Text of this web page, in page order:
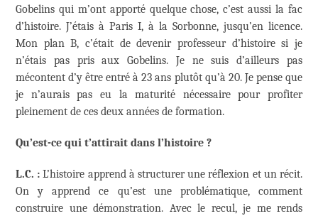
Gobelins qui m’ont apporté quelque chose, c’est aussi la fac
d’histoire. J’étais à Paris I, à la Sorbonne, jusqu’en licence.
Mon plan B, c’était de devenir professeur d’histoire si je
n’étais pas pris aux Gobelins. Je ne suis d’ailleurs pas
mécontent d’y être entré à 23 ans plutôt qu’à 20. Je pense que
je n’aurais pas eu la maturité nécessaire pour profiter
pleinement de ces deux années de formation.
Qu’est-ce qui t’attirait dans l’histoire ?
L.C. : L’histoire apprend à structurer une réflexion et un récit.
On y apprend ce qu’est une problématique, comment
construire une démonstration. Avec le recul, je me rends